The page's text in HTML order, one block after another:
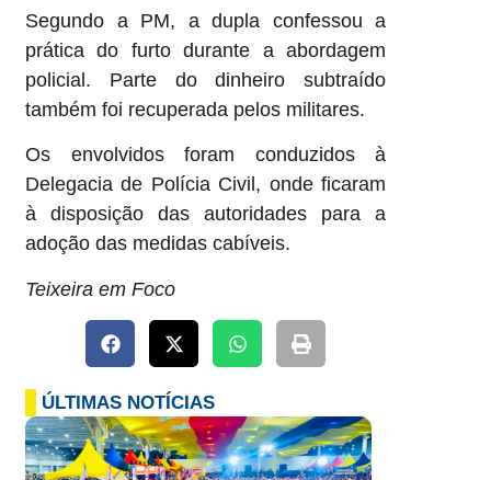
Segundo a PM, a dupla confessou a
prática do furto durante a abordagem
policial. Parte do dinheiro subtraído
também foi recuperada pelos militares.
Os envolvidos foram conduzidos à
Delegacia de Polícia Civil, onde ficaram
à disposição das autoridades para a
adoção das medidas cabíveis.
Teixeira em Foco
ÚLTIMAS NOTÍCIAS